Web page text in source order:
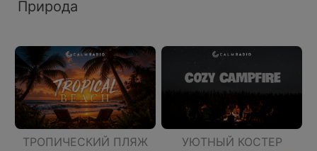
Природа
ТРОПИЧЕСКИЙ ПЛЯЖ УЮТНЫЙ КОСТЕР